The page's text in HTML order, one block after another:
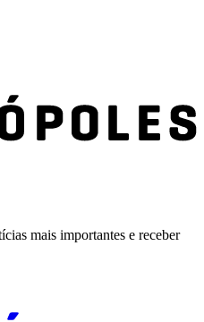
mais importantes e receber